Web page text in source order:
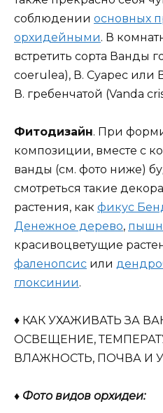
соблюдении основных
орхидейными. В
встретить сорта Ванды
coerulea), В. Суарес или
В. гребенчатой (Vanda
Фитодизайн. При
композиции, вместе с
ванды (см. фото ниже)
смотреться такие
растения, как фикус
Денежное дерево,
красивоцветущие
фаленопсис или
глоксинии.
♦ КАК УХАЖИВАТЬ ЗА
ОСВЕЩЕНИЕ,
ВЛАЖНОСТЬ, ПОЧВА И
♦ Фото видов орхидеи: